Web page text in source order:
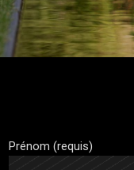
Prénom (requis)